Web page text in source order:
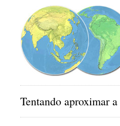
Tentando aproximar